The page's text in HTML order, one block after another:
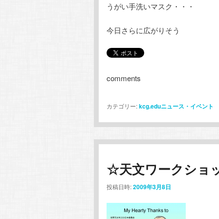
うがい手洗いマスク・・・
今日さらに広がりそう
comments
カテゴリー:kcg.eduニュース・イベント
☆天文ワークショ
投稿日時:2009年3月8日